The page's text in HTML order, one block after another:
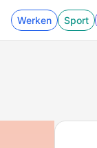
Werken Sport